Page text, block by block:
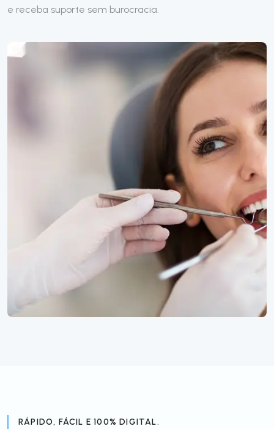
e receba suporte sem burocracia.
RÁPIDO, FÁCIL E 100% DIGITAL.